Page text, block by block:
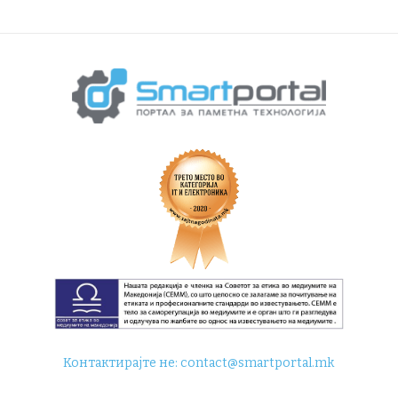
Контактирајте не:contact@smartportal.mk